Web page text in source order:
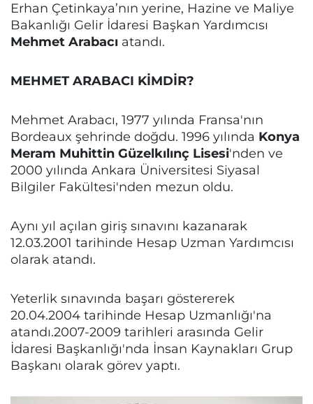
Erhan Çetinkaya’nın yerine, Hazine ve Maliye
Bakanlığı Gelir İdaresi Başkan Yardımcısı
Mehmet Arabacı atandı.
MEHMET ARABACI KİMDİR?
Mehmet Arabacı, 1977 yılında Fransa'nın
Bordeaux şehrinde doğdu. 1996 yılında Konya
Meram Muhittin Güzelkılınç Lisesi'nden ve
2000 yılında Ankara Üniversitesi Siyasal
Bilgiler Fakültesi'nden mezun oldu.
Aynı yıl açılan giriş sınavını kazanarak
12.03.2001 tarihinde Hesap Uzman Yardımcısı
olarak atandı.
Yeterlik sınavında başarı göstererek
20.04.2004 tarihinde Hesap Uzmanlığı'na
atandı.2007-2009 tarihleri arasında Gelir
İdaresi Başkanlığı'nda İnsan Kaynakları Grup
Başkanı olarak görev yaptı.